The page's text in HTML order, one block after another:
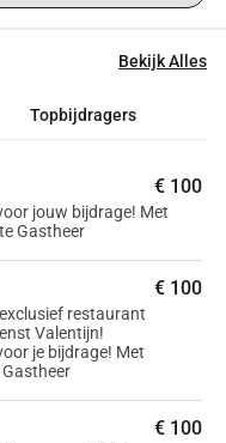
om deze
Oh
overal te
? Dat
uw
zijn bij
dat het per
Bekijk Alles
Topbijdragers
€ 100
jouw bijdrage! Met
Gastheer
€ 100
restaurant
Valentijn!
je bijdrage! Met
€ 100